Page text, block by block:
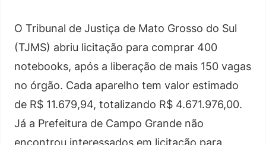
O Tribunal de Justiça de Mato Grosso do Sul
(TJMS) abriu licitação para comprar 400
notebooks, após a liberação de mais 150 vagas
no órgão. Cada aparelho tem valor estimado
de R$ 11.679,94, totalizando R$ 4.671.976,00.
Já a Prefeitura de Campo Grande não
encontrou interessados em licitação para